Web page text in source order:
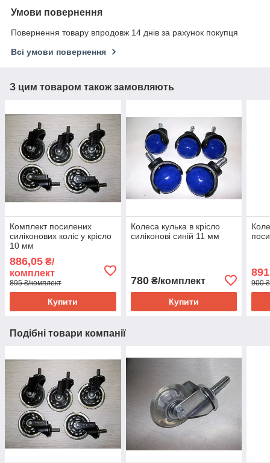
Умови повернення
Повернення товару впродовж 14 днів за рахунок покупця
Всі умови повернення
З цим товаром також замовляють
Комплект посилених
силіконових коліс у крісло
10 мм
886,05 ₴/
комплект
895 ₴/комплект
Купити
Колеса кулька в крісло
силіконові синій 11 мм
780₴/комплект
Купити
891
900
Подібні товари компанії